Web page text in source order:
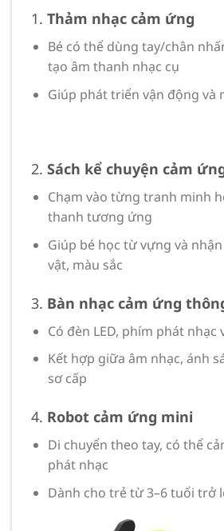
1. Thảm nhạc cảm ứng
Bé có thể dùng tay/chân
tạo âm thanh nhạc cụ
Giúp phát triển vận động và
2. Sách kể chuyện cảm
Chạm vào từng tranh minh
thanh tương ứng
Giúp bé học từ vựng và
vật, màu sắc
3. Bàn nhạc cảm ứng
Có đèn LED, phím phát nhạc
Kết hợp giữa âm nhạc, ánh
sơ cấp
4. Robot cảm ứng mini
Di chuyển theo tay, có thể
phát nhạc
Dành cho trẻ từ 3–6 tuổi trở